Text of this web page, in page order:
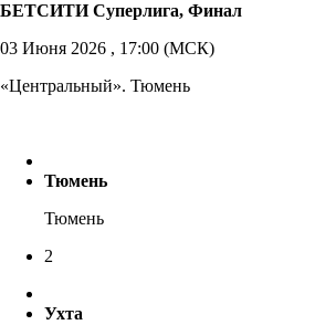
БЕТСИТИ Суперлига, Финал
03 Июня 2026 , 17:00 (МСК)
«Центральный». Тюмень
Тюмень
Тюмень
2
Ухта